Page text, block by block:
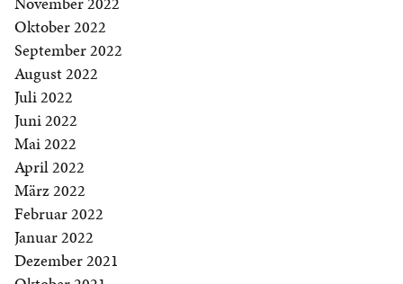
Oktober 2022
September 2022
August 2022
Juli 2022
Juni 2022
Mai 2022
April 2022
März 2022
Februar 2022
Januar 2022
Dezember 2021